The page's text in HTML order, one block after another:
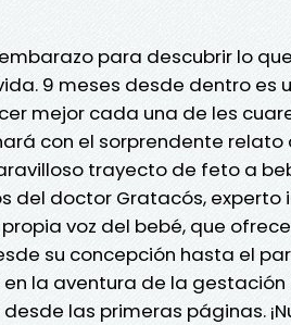
para descubrir lo
9 meses desde dentro es
mejor cada una de les
con el sorprendente relato
trayecto de feto a
del doctor Gratacós, experto
voz del bebé, que
su concepción hasta el
la aventura de la gestación
las primeras páginas.